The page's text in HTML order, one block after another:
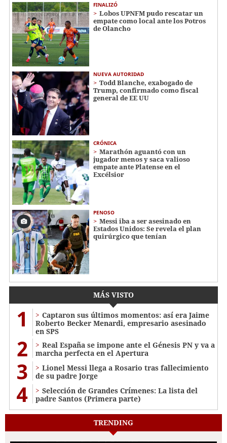
FINALIZÓ
Lobos UPNFM pudo rescatar un
empate como local ante los Potros
de Olancho
NUEVA AUTORIDAD
Todd Blanche, exabogado de
Trump, confirmado como fiscal
general de EE UU
CRÓNICA
Marathón aguantó con un
jugador menos y saca valioso
empate ante Platense en el
Excélsior
PENOSO
Messi iba a ser asesinado en
Estados Unidos: Se revela el plan
quirúrgico que tenían
MÁS VISTO
1
Captaron sus últimos momentos: así era Jaime
Roberto Becker Menardi​​​, empresario asesinado
en SPS
2
Real España se impone ante el Génesis PN y va a
marcha perfecta en el Apertura
3
Lionel Messi llega a Rosario tras fallecimiento
de su padre Jorge
4
Selección de Grandes Crímenes: La lista del
padre Santos (Primera parte)
TRENDING